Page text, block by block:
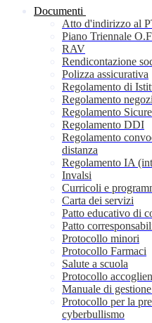
Documenti
Atto d'indirizzo al
Piano Triennale
RAV
Rendicontazione
Polizza assicurativa
Regolamento di
Regolamento
Regolamento
Regolamento DDI
Regolamento
distanza
Regolamento IA
Invalsi
Curricoli e
Carta dei servizi
Patto educativo di
Patto
Protocollo minori
Protocollo Farmaci
Salute a scuola
Protocollo
Manuale di
Protocollo per la
cyberbullismo